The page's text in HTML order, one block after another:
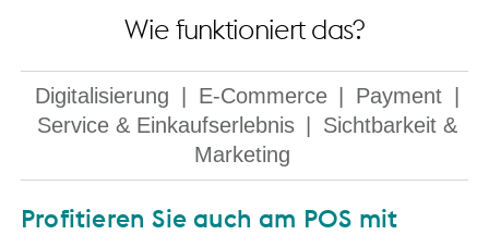
Wie funktioniert das?
Digitalisierung E-Commerce Payment
Service & Einkaufserlebnis
Sichtbarkeit &
Marketing
Profitieren Sie auch am POS mit